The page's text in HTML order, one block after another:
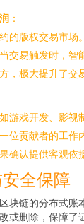
：
的版权交易市场
交易触发时，智
，极大提升了交
游戏开发、影视
位贡献者的工作
确认提供客观依
全保障
区块链的分布式
或删除，保障了